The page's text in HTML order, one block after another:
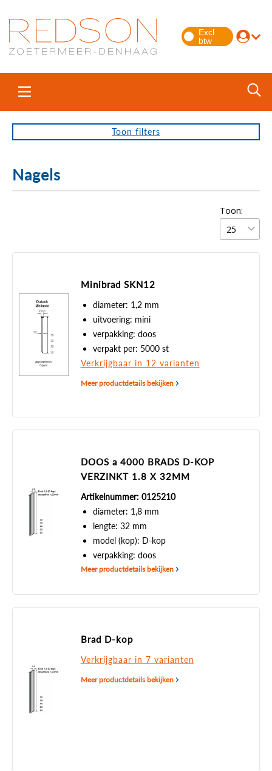
Toon filters
Nagels
Toon:
Minibrad SKN12
diameter: 1,2 mm
uitvoering: mini
verpakking: doos
verpakt per: 5000 st
Verkrijgbaar in 12 varianten
Meer productdetails bekijken
DOOS a 4000 BRADS D-KOP
VERZINKT 1.8 X 32MM
Artikelnummer: 0125210
diameter: 1,8 mm
lengte: 32 mm
model (kop): D-kop
verpakking: doos
Meer productdetails bekijken
Brad D-kop
Verkrijgbaar in 7 varianten
Meer productdetails bekijken